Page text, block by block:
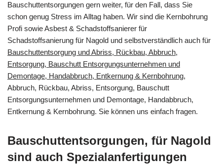
Bauschuttentsorgungen gern weiter, für den Fall, dass Sie
schon genug Stress im Alltag haben. Wir sind die Kernbohrung
Profi sowie Asbest & Schadstoffsanierer für
Schadstoffsanierung für Nagold und selbstverständlich auch für
Bauschuttentsorgung und Abriss, Rückbau, Abbruch,
Entsorgung, Bauschutt Entsorgungsunternehmen und
Demontage, Handabbruch, Entkernung & Kernbohrung,
Abbruch, Rückbau, Abriss, Entsorgung, Bauschutt
Entsorgungsunternehmen und Demontage, Handabbruch,
Entkernung & Kernbohrung. Sie können uns einfach fragen.
Bauschuttentsorgungen, für Nagold
sind auch Spezialanfertigungen